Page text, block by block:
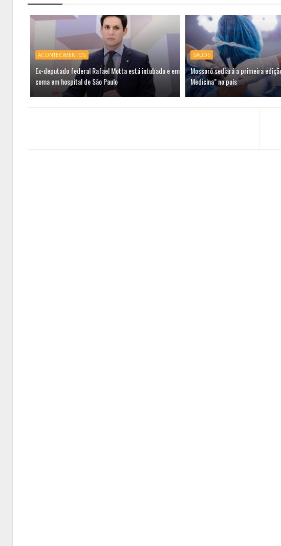
ACONTECIMENTOS
Ex-deputado federal Rafael Motta está intubado e em
coma em hospital de São Paulo
SAÚDE
Mossoró sediará a primeira
Medicina” no país